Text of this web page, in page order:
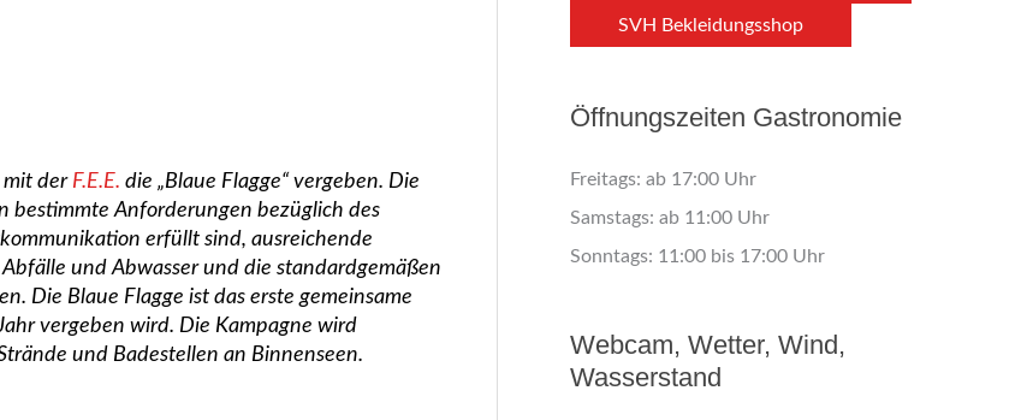
mit der F.E.E. die „Blaue Flagge“ vergeben. Die
bestimmte Anforderungen bezüglich des
erfüllt sind, ausreichende
und Abwasser und die standardgemäßen
Die Blaue Flagge ist das erste gemeinsame
vergeben wird. Die Kampagne wird
und Badestellen an Binnenseen.
SVH Bekleidungsshop
Öffnungszeiten Gastronomie
Freitags: ab 17:00 Uhr
Samstags: ab 11:00 Uhr
Sonntags: 11:00 bis 17:00 Uhr
Webcam, Wetter, Wind,
Wasserstand